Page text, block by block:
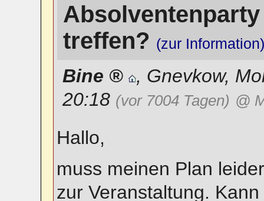
treffen? (zur Information)
Bine , Gnevkow,
20:18 (vor 7004 Tagen) @
Hallo,
muss meinen Plan
zur Veranstaltung.